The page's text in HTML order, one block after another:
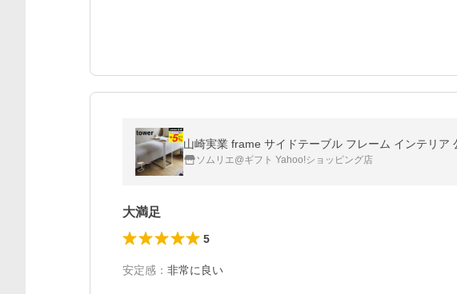
山崎実業 frame サイドテーブル フレーム インテリ
ソムリエ@ギフト Yahoo!ショッピング店
大満足
5
安定感 ： 非常に良い